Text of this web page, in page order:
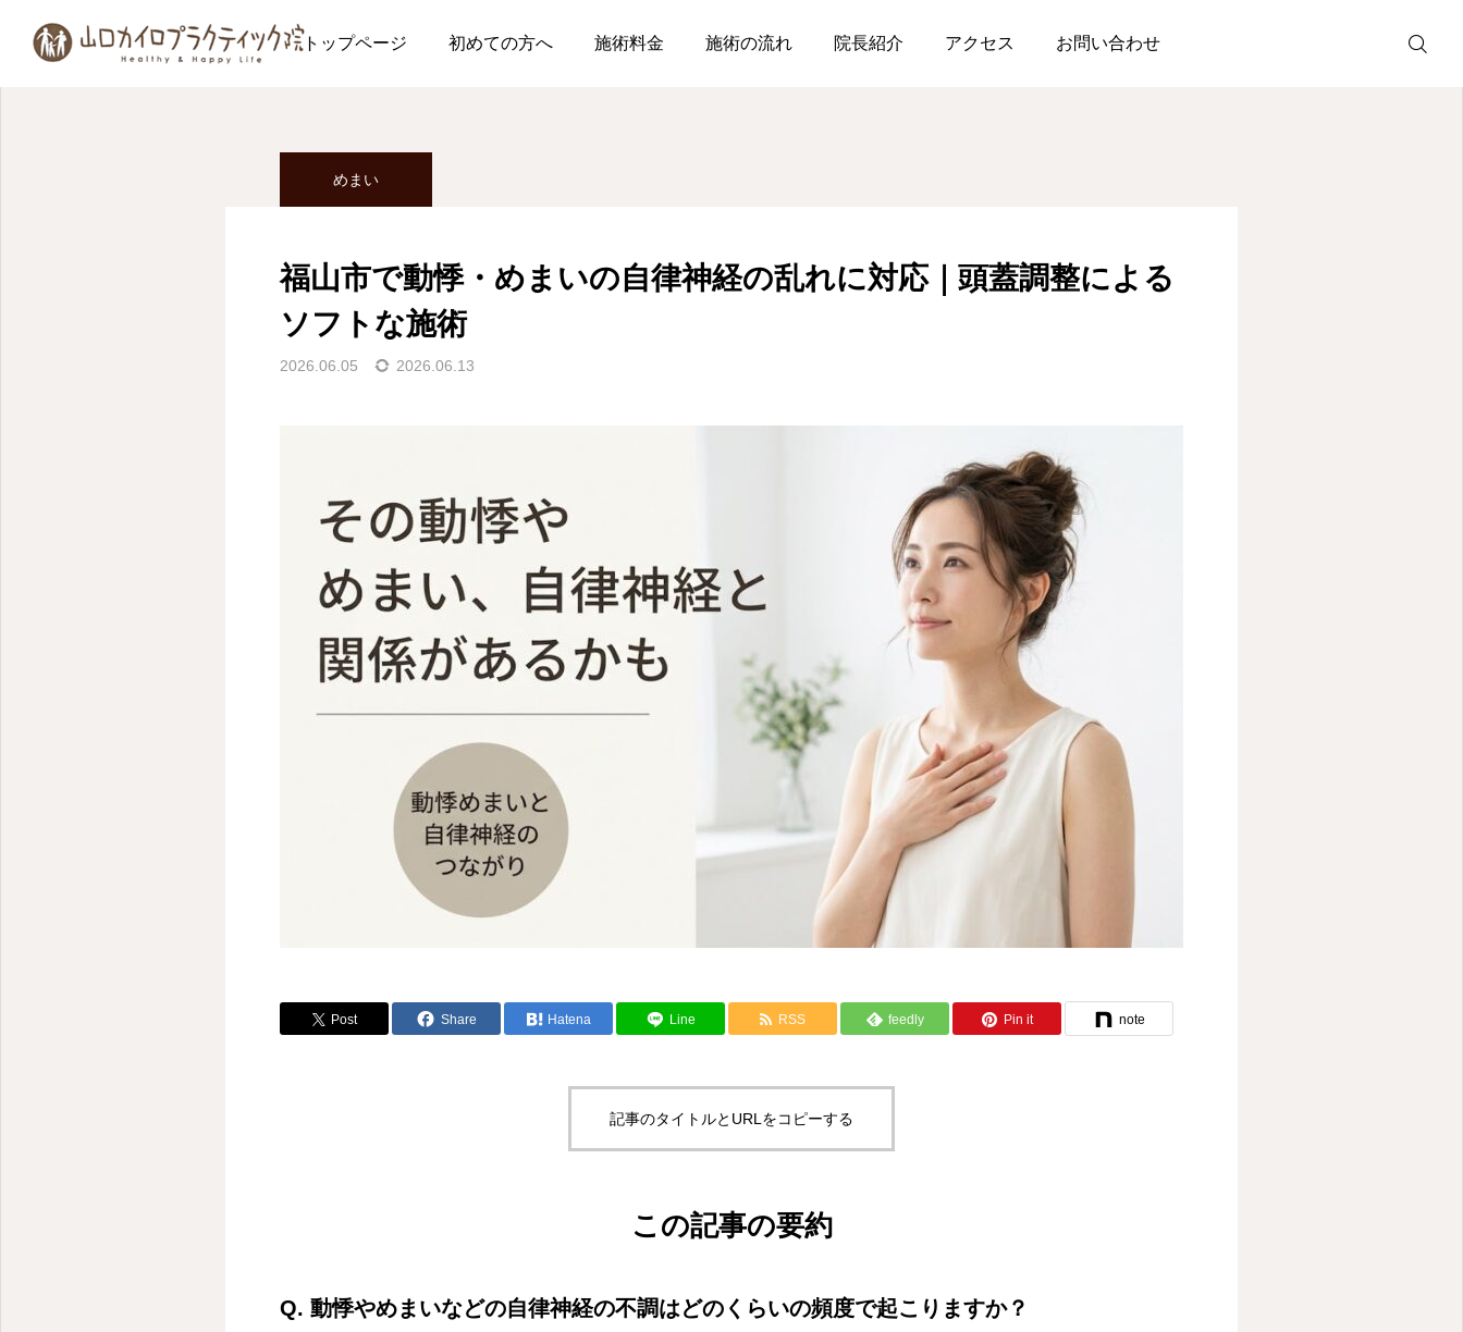
トップページ 初めての方へ 施術料金 施術の流れ 院長紹介 アクセス お問い合わせ
ブログ めまい 福山市で動悸・めまいの自律神経の乱れに対応｜頭蓋調整によるソフトな施術
めまい
福山市で動悸・めまいの自律神経の乱れに対応｜頭蓋調整による
ソフトな施術
2026.06.05 2026.06.13
Post Share Hatena Line RSS feedly Pin it note
記事のタイトルとURLをコピーする
この記事の要約
Q. 動悸やめまいなどの自律神経の不調はどのくらいの頻度で起こりますか？